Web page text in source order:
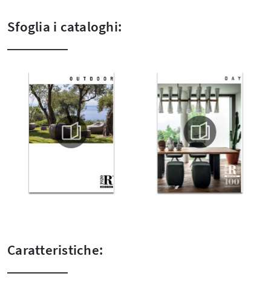
Sfoglia i cataloghi:
Caratteristiche: